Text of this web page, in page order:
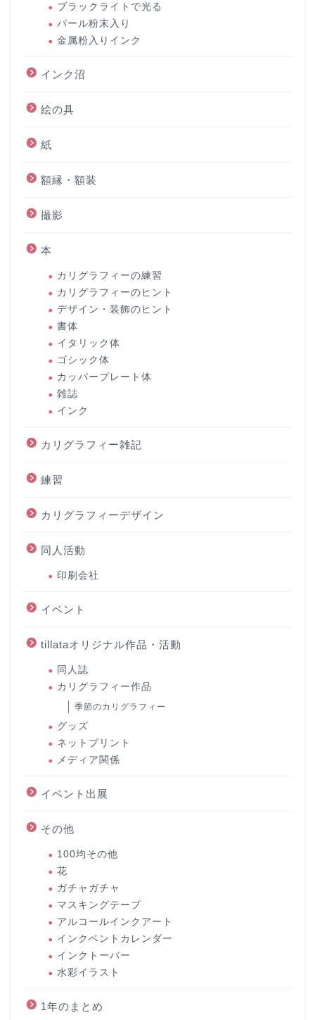
ブラックライトで光る
パール粉末入り
金属粉入りインク
インク沼
絵の具
紙
額縁・額装
撮影
本
カリグラフィーの練習
カリグラフィーのヒント
デザイン・装飾のヒント
書体
イタリック体
ゴシック体
カッパープレート体
雑誌
インク
カリグラフィー雑記
練習
カリグラフィーデザイン
同人活動
印刷会社
イベント
tillataオリジナル作品・活動
同人誌
カリグラフィー作品
季節のカリグラフィー
グッズ
ネットプリント
メディア関係
イベント出展
その他
100均その他
花
ガチャガチャ
マスキングテープ
アルコールインクアート
インクベントカレンダー
インクトーバー
水彩イラスト
1年のまとめ